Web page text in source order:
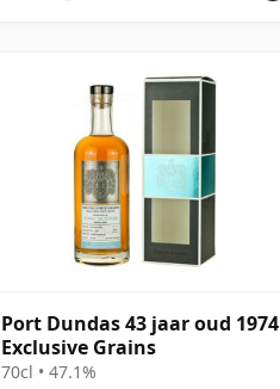
Port Dundas 43 jaar oud 1974
Exclusive Grains
70cl • 47.1%